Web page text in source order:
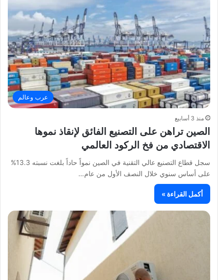
عرب وعالم
منذ 3 أسابيع
الصين تراهن على التصنيع الفائق لإنقاذ نموها
الاقتصادي من فخ الركود العالمي
سجل قطاع التصنيع عالي التقنية في الصين نمواً حاداً بلغت نسبته 13.3%
على أساس سنوي خلال النصف الأول من عام…
أكمل القراءة »